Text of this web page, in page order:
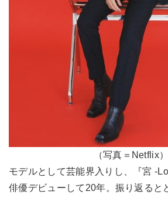
（写真＝Netflix）
モデルとして芸能界入りし、『宮 -
俳優デビューして20年。振り返ると